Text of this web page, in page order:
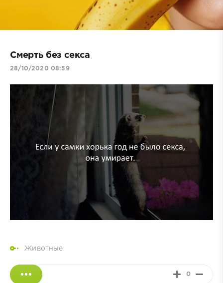
Смерть без секса
28/10/2020 08:59
Животные
0